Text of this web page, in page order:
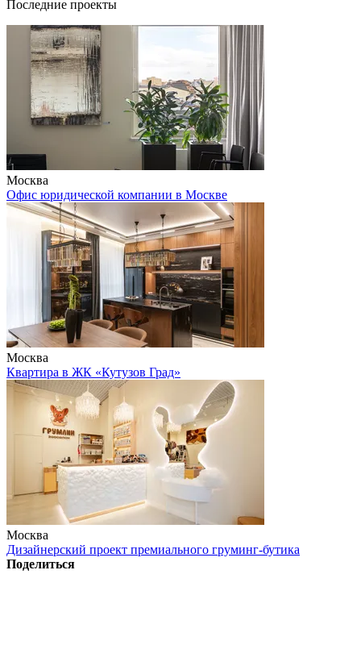
Последние проекты
Москва
Офис юридической компании в Москве
Москва
Квартира в ЖК «Кутузов Град»
Москва
Дизайнерский проект премиального груминг-бутика
Поделиться